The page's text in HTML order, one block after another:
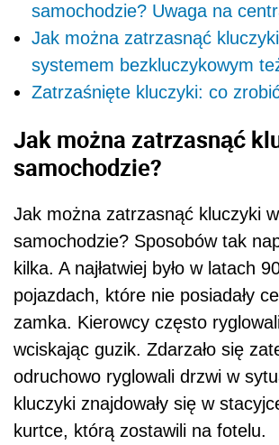
samochodzie? Uwaga na
Jak można zatrzasnąć
systemem bezkluczykowym
Zatrzaśnięte kluczyki: co
Jak można zatrzasnąć
samochodzie?
Jak można zatrzasnąć kluczyki w
samochodzie? Sposobów tak
kilka. A najłatwiej było w latach
pojazdach, które nie posiadały
zamka. Kierowcy często
wciskając guzik. Zdarzało się
odruchowo ryglowali drzwi w
kluczyki znajdowały się w
kurtce, którą zostawili na fotelu.